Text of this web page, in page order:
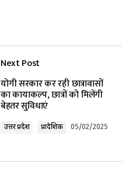
Next Post
योगी सरकार कर रही छात्रावासों
का कायाकल्प, छात्रों को मिलेंगी
बेहतर सुविधाएं
उत्तर प्रदेश प्रादेशिक 05/02/2025